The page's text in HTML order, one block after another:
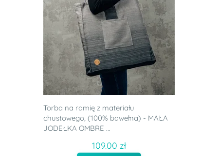
Torba na ramię z materiału
chustowego, (100% bawełna) - MAŁA
JODEŁKA OMBRE ...
109.00 zł